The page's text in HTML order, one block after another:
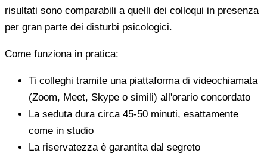
risultati sono comparabili a quelli dei colloqui in presenza
per gran parte dei disturbi psicologici.
Come funziona in pratica:
Ti colleghi tramite una piattaforma di videochiamata
(Zoom, Meet, Skype o simili) all'orario concordato
La seduta dura circa 45-50 minuti, esattamente
come in studio
La riservatezza è garantita dal segreto